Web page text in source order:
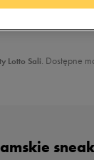
z1
Lotto Sali. Dostępne